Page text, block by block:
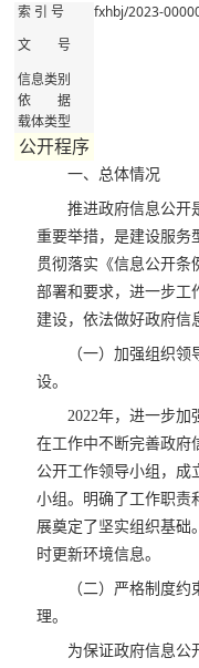
索 引 号 fxhbj/2023-
文 号
信息类别
依 据
载体类型
公开程序
一、总体情况
推进政府信息公开
重要举措，是建设服务
贯彻落实《信息公开条
部署和要求，进一步工
建设，依法做好政府信
（一）加强组织
设。
2022年，进一步加
在工作中不断完善政府
公开工作领导小组，成
小组。明确了工作职责
展奠定了坚实组织基础
时更新环境信息。
（二）严格制度
理。
为保证政府信息公